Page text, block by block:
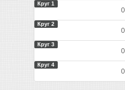
Круг 1
Круг 2
Круг 3
Круг 4